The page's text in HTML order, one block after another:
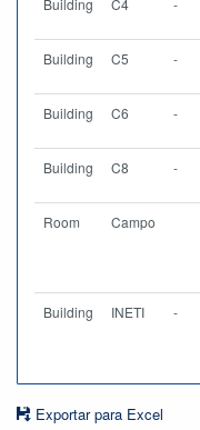
Building C4 -
Building C5 -
Building C6 -
Building C8 -
Room Campo
Building INETI -
Exportar para Excel